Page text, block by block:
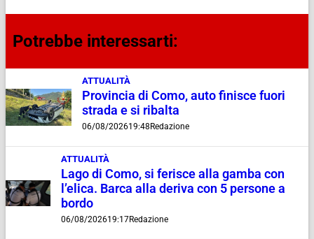
Potrebbe interessarti:
ATTUALITÀ
Provincia di Como, auto finisce fuori
strada e si ribalta
06/08/202619:48 Redazione
ATTUALITÀ
Lago di Como, si ferisce alla gamba con
l’elica. Barca alla deriva con 5 persone a
bordo
06/08/202619:17Redazione